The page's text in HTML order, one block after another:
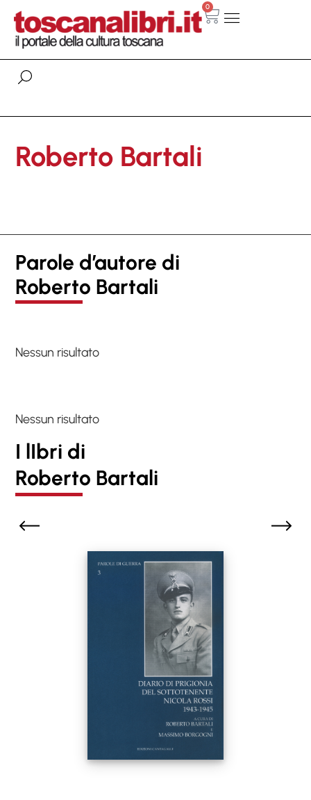
0
Roberto Bartali
Parole d’autore di
Roberto Bartali
Nessun risultato
Nessun risultato
I lIbri di
Roberto Bartali